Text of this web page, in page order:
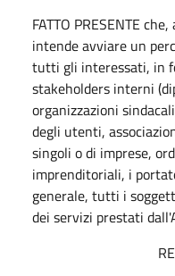
FATTO PRESENTE
intende avviare un
tutti gli interessati, in
stakeholders interni
organizzazioni
degli utenti,
singoli o di imprese,
imprenditoriali, i
generale, tutti i
dei servizi prestati